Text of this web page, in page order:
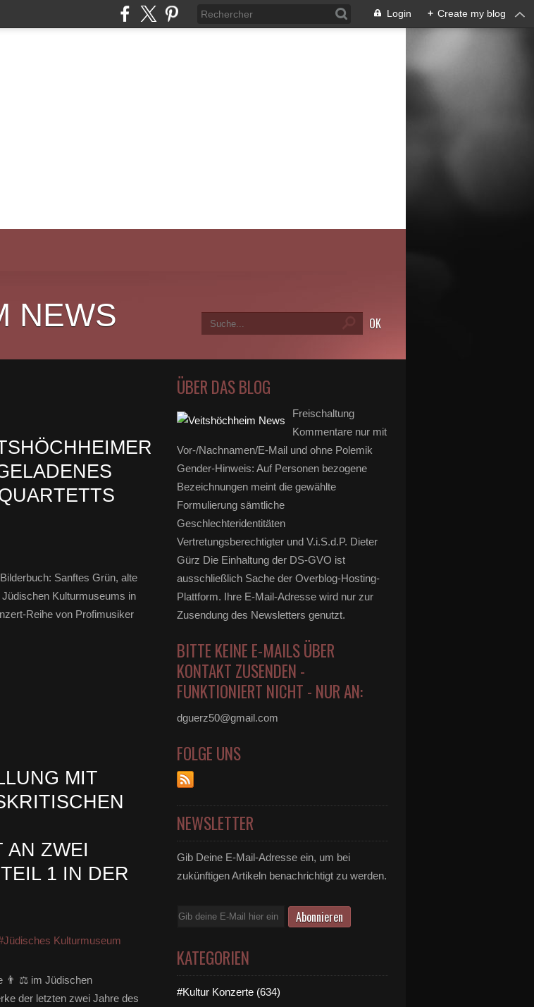
Login + Create my blog
NEWS
Sanftes Grün, alte
Kulturmuseums in
Reihe von Profimusiker
MIT
T
ZWEI O
1 IN DER S
Kulturmuseum
👨 ⚖️ im Jüdischen
der letzten zwei Jahre des
ÜBER DAS BLOG
Freischaltung
Kommentare nur mit
Vor-/Nachnamen/E-Mail und ohne Polemik
Gender-Hinweis: Auf Personen bezogene
Bezeichnungen meint die gewählte
Formulierung sämtliche
Geschlechteridentitäten
Vertretungsberechtigter und V.i.S.d.P. Dieter
Gürz Die Einhaltung der DS-GVO ist
ausschließlich Sache der Overblog-Hosting-
Plattform. Ihre E-Mail-Adresse wird nur zur
Zusendung des Newsletters genutzt.
BITTE KEINE E-MAILS ÜBER
KONTAKT ZUSENDEN -
FUNKTIONIERT NICHT - NUR AN:
dguerz50@gmail.com
FOLGE UNS
NEWSLETTER
Gib Deine E-Mail-Adresse ein, um bei
zukünftigen Artikeln benachrichtigt zu werden.
E-
KATEGORIEN
#Kultur Konzerte (634)